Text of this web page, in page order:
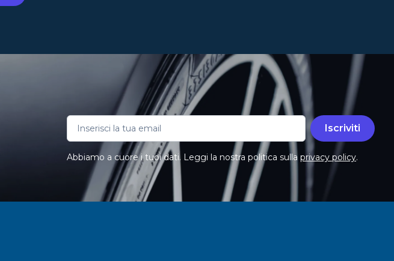
Iscriviti
Abbiamo a cuore i tuoi dati. Leggi la nostra politica sulla privacy policy.